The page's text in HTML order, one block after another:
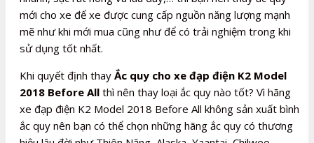
mới cho xe để xe được cung cấp nguồn năng lượng mạnh
mẽ như khi mới mua cũng như để có trải nghiệm trong khi
sử dụng tốt nhất.
Khi quyết định thay Ắc quy cho xe đạp điện K2 Model
2018 Before All thì nên thay loại ắc quy nào tốt? Vì hãng
xe đạp điện K2 Model 2018 Before All không sản xuất bình
ắc quy nên bạn có thể chọn những hãng ắc quy có thương